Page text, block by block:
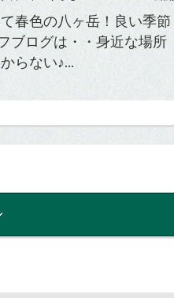
春色の八ヶ岳！良い季節
ブログは・・身近な場所
らない♪...